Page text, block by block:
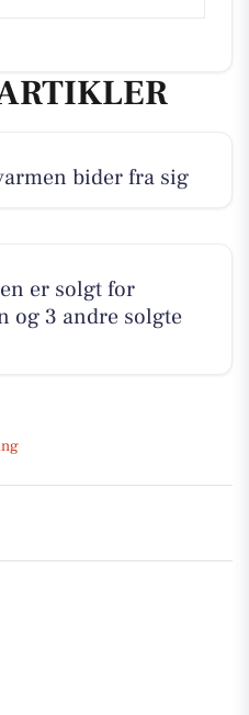
bider fra sig
er solgt for
og 3 andre solgte